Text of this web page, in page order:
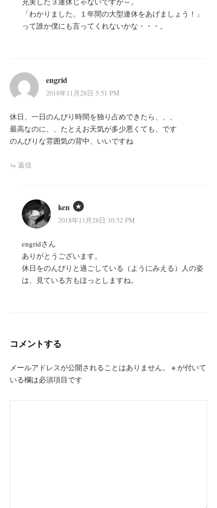
「わかりました。１年間の大型連休をあげましょう！」
って誰か僕にも言ってくれないかな・・・。
engrid
2018年11月28日 5:51 PM
休日、一日のんびり時間を独り占めできたら、、、
最高なのに、、たとえお天気が多少悪くても、です
のんびりな雰囲気の背中、いいですね
返信
ken
2018年11月28日 10:52 PM
engridさん
ありがとうございます。
休日をのんびりと過ごしている（ようにみえる）人の姿
は、見ている方もほっとしますね。
コメントする
メールアドレスが公開されることはありません。 ※ が付いて
いる欄は必須項目です